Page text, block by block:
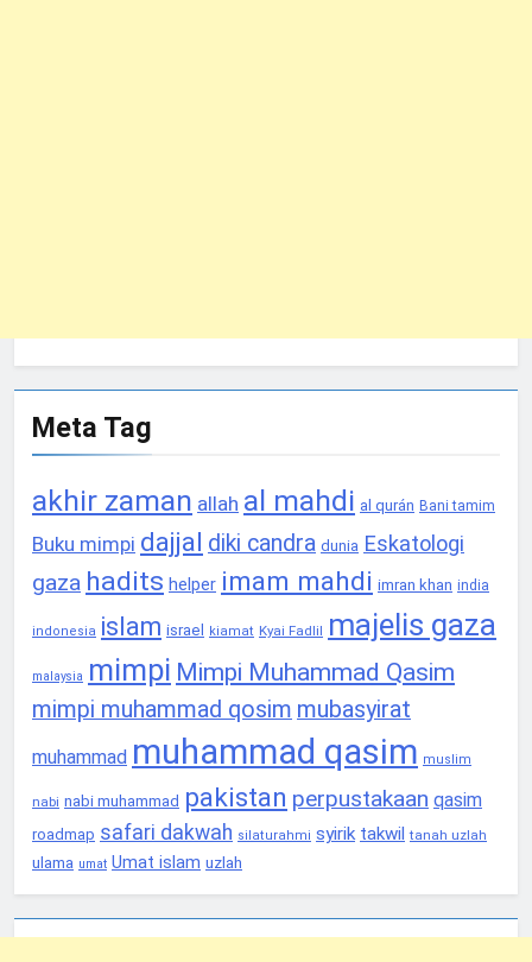
Meta Tag
akhir zaman allah al mahdi al qurán Bani tamim
Buku mimpi dajjal diki candra dunia Eskatologi
gaza hadits helper imam mahdi imran khan india
indonesia islam israel kiamat Kyai Fadlil majelis gaza
malaysia mimpi Mimpi Muhammad Qasim
mimpi muhammad qosim mubasyirat
muhammad muhammad qasim muslim
nabi nabi muhammad pakistan perpustakaan qasim
roadmap safari dakwah silaturahmi syirik takwil tanah uzlah
ulama umat Umat islam uzlah